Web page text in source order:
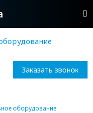
Заказать звонок
оборудование